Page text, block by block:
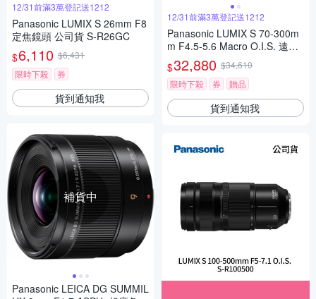
12/31前滿3萬登記送1212
Panasonic LUMIX S 26mm F8
定焦鏡頭 公司貨 S-R26GC
$6,110 $6,431
限時下殺
券
貨到通知我
補貨中
Panasonic LEICA DG SUMMIL
12/31前滿3萬登記送1212
Panasonic LUMIX S 70-300m
m F4.5-5.6 Macro O.I.S. 遠距
變焦鏡頭 公司貨
$32,880 $34,610
限時下殺
券 贈品
貨到通知我